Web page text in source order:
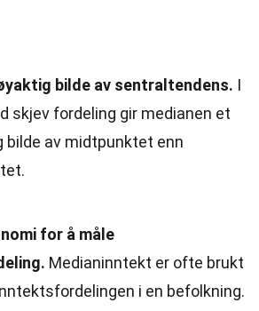
bilde av sentraltendens. I
skjev fordeling gir medianen et
bilde av midtpunktet enn
for å måle
Medianinntekt er ofte brukt
i en befolkning.